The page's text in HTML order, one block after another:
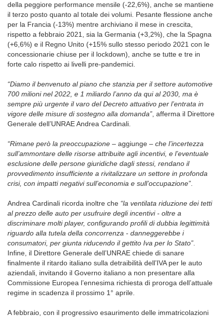
della peggiore performance mensile (-22,6%), anche se mantiene
il terzo posto quanto al totale dei volumi. Pesante flessione anche
per la Francia (-13%) mentre archiviano il mese in crescita,
rispetto a febbraio 2021, sia la Germania (+3,2%), che la Spagna
(+6,6%) e il Regno Unito (+15% sullo stesso periodo 2021 con le
concessionarie chiuse per il lockdown), anche se tutte e tre in
forte calo rispetto ai livelli pre-pandemici.
“Diamo il benvenuto al piano che stanzia per il settore automotive
700 milioni nel 2022, e 1 miliardo l’anno da qui al 2030, ma è
sempre più urgente il varo del Decreto attuativo per l’entrata in
vigore delle misure di sostegno alla domanda” , afferma il Direttore
Generale dell’UNRAE Andrea Cardinali.
“Rimane però la preoccupazione – aggiunge – che l’incertezza
sull’ammontare delle risorse attribuite agli incentivi, e l’eventuale
esclusione delle persone giuridiche dagli stessi, rendano il
provvedimento insufficiente a rivitalizzare un settore in profonda
crisi, con impatti negativi sull’economia e sull’occupazione”
Andrea Cardinali ricorda inoltre che “la ventilata riduzione dei tetti
al prezzo delle auto per usufruire degli incentivi - oltre a
discriminare molti player, configurando profili di dubbia legittimità
riguardo alla tutela della concorrenza - danneggerebbe i
consumatori, per giunta riducendo il gettito Iva per lo Stato”
Infine, il Direttore Generale dell’UNRAE chiede di sanare
finalmente il ritardo italiano sulla detraibilità dell’IVA per le auto
aziendali, invitando il Governo italiano a non presentare alla
Commissione Europea l’ennesima richiesta di proroga dell’attuale
regime in scadenza il prossimo 1° aprile.
A febbraio, con il progressivo esaurimento delle immatricolazioni